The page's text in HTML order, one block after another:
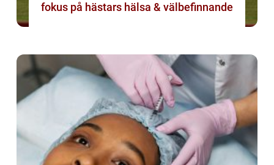
fokus på hästars hälsa & välbefinnande